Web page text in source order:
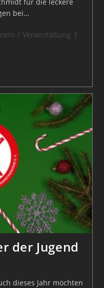
für die leckere
bei…
/ Veranstaltung
der Jugend
dieses Jahr möchten